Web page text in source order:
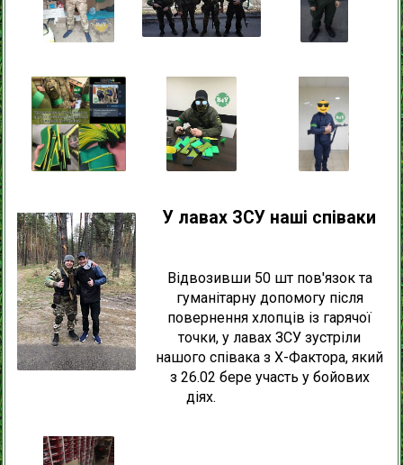
У лавах ЗСУ наші співаки
Відвозивши 50 шт пов'язок та
гуманітарну допомогу після
повернення хлопців із гарячої
точки, у лавах ЗСУ зустріли
нашого співака з Х-Фактора, який
з 26.02 бере участь у бойових
діях.